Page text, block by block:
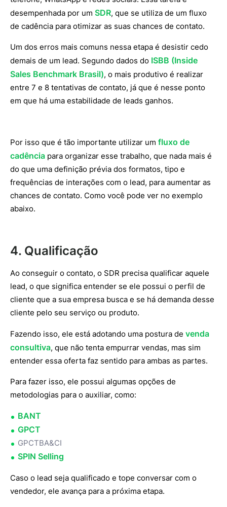
desempenhada por um SDR, que se utiliza de um fluxo
de cadência para otimizar as suas chances de contato.
Um dos erros mais comuns nessa etapa é desistir cedo
demais de um lead. Segundo dados do ISBB (Inside
Sales Benchmark Brasil), o mais produtivo é realizar
entre 7 e 8 tentativas de contato, já que é nesse ponto
em que há uma estabilidade de leads ganhos.
Por isso que é tão importante utilizar um fluxo de
cadência para organizar esse trabalho, que nada mais é
do que uma definição prévia dos formatos, tipo e
frequências de interações com o lead, para aumentar as
chances de contato. Como você pode ver no exemplo
abaixo.
4. Qualificação
Ao conseguir o contato, o SDR precisa qualificar aquele
lead, o que significa entender se ele possui o perfil de
cliente que a sua empresa busca e se há demanda desse
cliente pelo seu serviço ou produto.
Fazendo isso, ele está adotando uma postura de venda
consultiva, que não tenta empurrar vendas, mas sim
entender essa oferta faz sentido para ambas as partes.
Para fazer isso, ele possui algumas opções de
metodologias para o auxiliar, como:
BANT
GPCT
GPCTBA&CI
SPIN Selling
Caso o lead seja qualificado e tope conversar com o
vendedor, ele avança para a próxima etapa.